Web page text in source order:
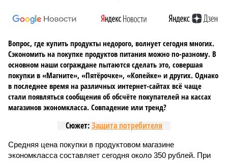
Вопрос, где купить продукты недорого, волнует сегодня многих.
Сэкономить на покупке продуктов питания можно по-разному. В
основном наши сограждане пытаются сделать это, совершая
покупки в «Магните», «Пятёрочке», «Копейке» и других. Однако
в последнее время на различных интернет-сайтах всё чаще
стали появляться сообщения об обсчёте покупателей на кассах
магазинов экономкласса. Совпадение или тренд?
Сюжет:Защита потребителя
Средняя цена покупки в продуктовом магазине
экономкласса составляет сегодня около 350 рублей. При